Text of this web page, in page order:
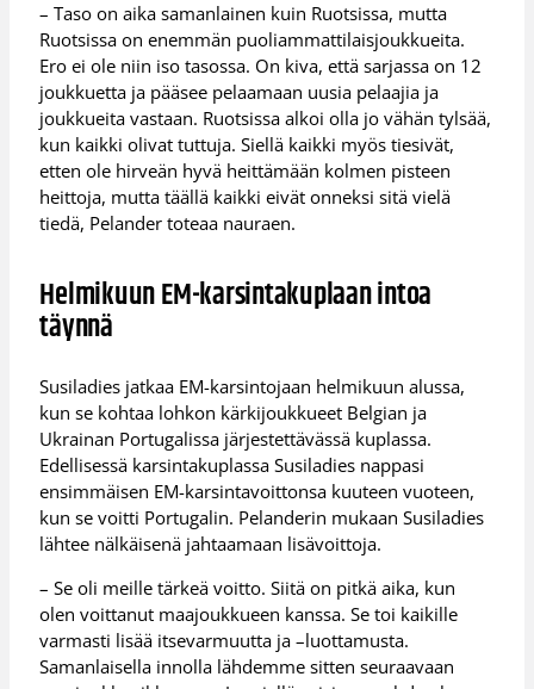
– Taso on aika samanlainen kuin Ruotsissa, mutta
Ruotsissa on enemmän puoliammattilaisjoukkueita.
Ero ei ole niin iso tasossa. On kiva, että sarjassa on 12
joukkuetta ja pääsee pelaamaan uusia pelaajia ja
joukkueita vastaan. Ruotsissa alkoi olla jo vähän tylsää,
kun kaikki olivat tuttuja. Siellä kaikki myös tiesivät,
etten ole hirveän hyvä heittämään kolmen pisteen
heittoja, mutta täällä kaikki eivät onneksi sitä vielä
tiedä, Pelander toteaa nauraen.
Helmikuun EM-karsintakuplaan intoa
täynnä
Susiladies jatkaa EM-karsintojaan helmikuun alussa,
kun se kohtaa lohkon kärkijoukkueet Belgian ja
Ukrainan Portugalissa järjestettävässä kuplassa.
Edellisessä karsintakuplassa Susiladies nappasi
ensimmäisen EM-karsintavoittonsa kuuteen vuoteen,
kun se voitti Portugalin. Pelanderin mukaan Susiladies
lähtee nälkäisenä jahtaamaan lisävoittoja.
– Se oli meille tärkeä voitto. Siitä on pitkä aika, kun
olen voittanut maajoukkueen kanssa. Se toi kaikille
varmasti lisää itsevarmuutta ja –luottamusta.
Samanlaisella innolla lähdemme sitten seuraavaan